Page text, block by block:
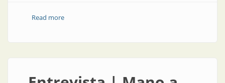
Read moreabout Asesoramiento presencial y a distancia para un